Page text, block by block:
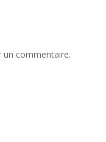
un commentaire.